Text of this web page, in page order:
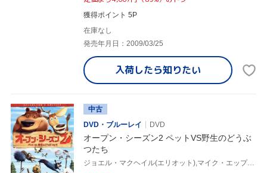
獲得ポイント 5P
在庫なし
発売年月日：2009/03/25
入荷したら知りたい
中古
DVD・ブルーレイ
DVD
オープン・シーズン2 ペットVS野生のどうぶ
つたち
ジョエル・マクヘイル(エリオット),マイク・エップス(ブーグ),マシュー・オキャラハン(監督、制作),ラミン・ジャワディ(音楽)